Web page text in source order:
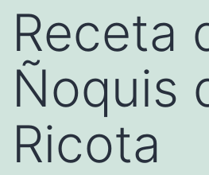
Receta
Ñoquis
Ricota